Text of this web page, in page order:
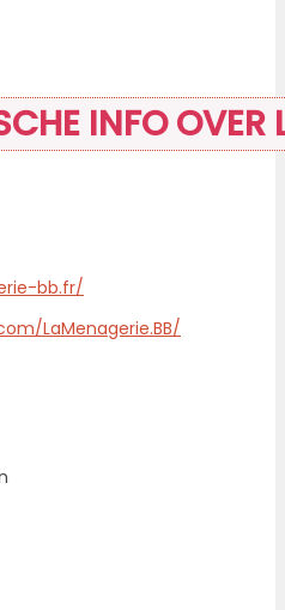
INFO OVER
bb.fr/
LaMenagerie.BB/